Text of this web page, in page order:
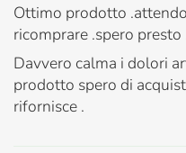
Ottimo prodotto
ricomprare .spero presto
Davvero calma i dolori
prodotto spero di
rifornisce .